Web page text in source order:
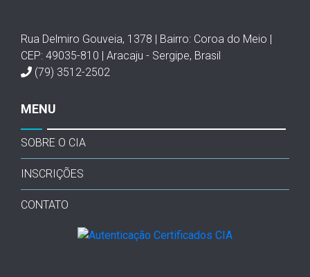
Rua Delmiro Gouveia, 1378 | Bairro: Coroa do Meio |
CEP: 49035-810 | Aracaju - Sergipe, Brasil
(79) 3512-2502
MENU
SOBRE O CIA
INSCRIÇÕES
CONTATO